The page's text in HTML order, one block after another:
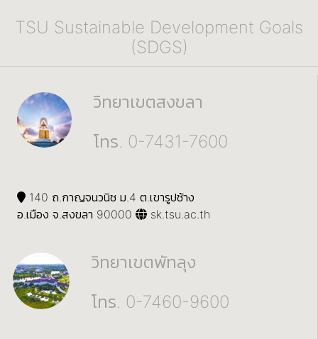
TSU Sustainable Development Goals
(SDGS)
วิทยาเขตสงขลา
โทร. 0-7431-7600
140 ถ.กาญจนวนิช ม.4 ต.เขารูปช้าง
อ.เมือง จ.สงขลา 90000
sk.tsu.ac.th
วิทยาเขตพัทลุง
โทร. 0-7460-9600